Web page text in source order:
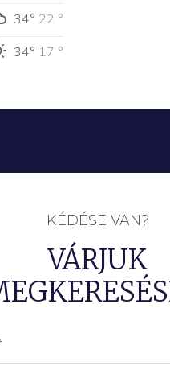
34° 22 °
34° 17 °
KÉDÉSE VAN?
VÁRJUK